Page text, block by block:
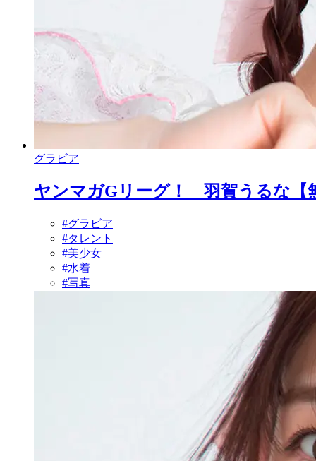
グラビア
ヤンマガGリーグ！ 羽賀うるな【
#グラビア
#タレント
#美少女
#水着
#写真